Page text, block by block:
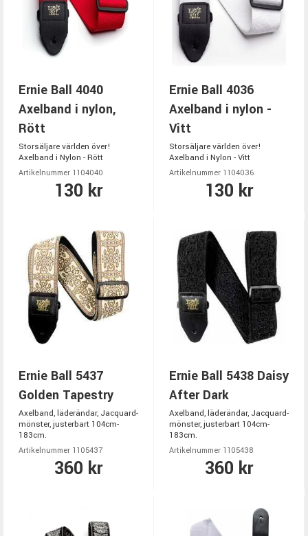
Ernie Ball 4040
Axelband i nylon,
Rött
Storsäljare världen över!
Axelband i Nylon - Rött
Artikelnummer 1104040
130 kr
Ernie Ball 4036
Axelband i nylon -
Vitt
Storsäljare världen över!
Axelband i Nylon - Vitt
Artikelnummer 1104036
130 kr
Ernie Ball 5437
Golden Tapestry
Axelband, läderändar, Jacquard-
mönster, justerbart 104cm-
183cm.
Artikelnummer 1105437
360 kr
Ernie Ball 5438 Daisy
After Dark
Axelband, läderändar, Jacquard-
mönster, justerbart 104cm-
183cm.
Artikelnummer 1105438
360 kr